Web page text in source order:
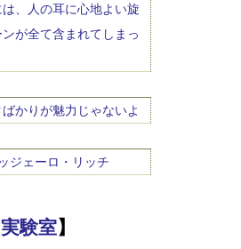
、人の耳に心地よい旋
が全て含まれてしまっ
かりが魅力じゃないよ
ジェーロ・リッチ
験室】